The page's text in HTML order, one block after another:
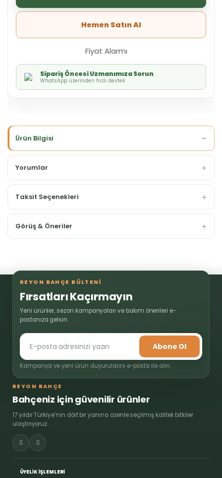
Hemen Satın Al
Fiyat Alarmı
Sipariş Öncesi Uzmanımıza Sorun
WhatsApp üzerinden hızlı destek
Ürün Bilgisi
Yorumlar
Taksit Seçenekleri
Görüş & Öneriler
REYON BAHÇE BÜLTENİ
Fırsatları Kaçırmayın
Yeni ürünler, sezon kampanyaları ve bakım önerileri e-
postanıza gelsin.
Abone Ol
Kampanya ve yeni ürün duyurularını e-posta ile alın.
REYON BAHÇE
Bahçeniz için güvenilir ürünler
17 yıldır Türkiye’nin dört bir yanına özenle seçilmiş kaliteli bitkiler
ulaştırıyoruz.
ÜYELİK İŞLEMLERİ